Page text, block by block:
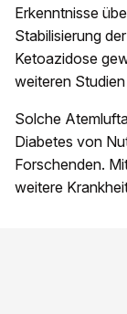
Erkenntnisse
Stabilisierung
Ketoazidose
weiteren
Solche
Diabetes von
Forschenden.
weitere